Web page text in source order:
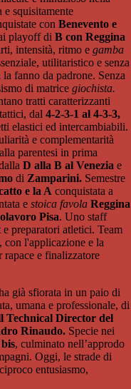
e squisitamente
con Benevento e
playoff di B con Reggina
intensità, ritmo e gamba
utilitaristico e senza
fanno da padrone. Senza
di matrice giochista.
tratti caratterizzanti
dal 4-2-3-1 al 4-3-3,
elastici ed intercambiabili.
e complementarità
alla parentesi in prima
D alla B al Venezia e
di Zamparini. Semestre
e la A conquistata a
e stoica favola Reggina
Pisa. Uno staff
preparatori atletici. Team
con l'applicazione e la
e finalizzatore
già sfiorata in un paio di
umana e professionale, di
Technical Director del
Rinaudo. Specie nei
, culminato nell’approdo
Oggi, le strade di
entusiasmo,